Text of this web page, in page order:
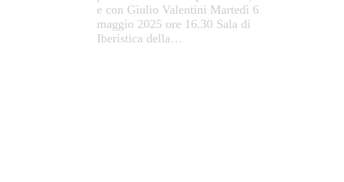
e con Giulio Valentini Martedì 6
maggio 2025 ore 16.30 Sala di
Iberistica della…